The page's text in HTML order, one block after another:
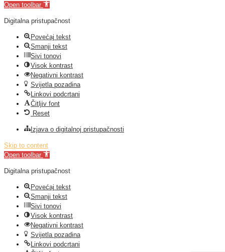
Open toolbar
Digitalna pristupačnost
Povećaj tekst
Smanji tekst
Sivi tonovi
Visok kontrast
Negativni kontrast
Svijetla pozadina
Linkovi podcrtani
Čitljiv font
Reset
Izjava o digitalnoj pristupačnosti
Skip to content
Open toolbar
Digitalna pristupačnost
Povećaj tekst
Smanji tekst
Sivi tonovi
Visok kontrast
Negativni kontrast
Svijetla pozadina
Linkovi podcrtani